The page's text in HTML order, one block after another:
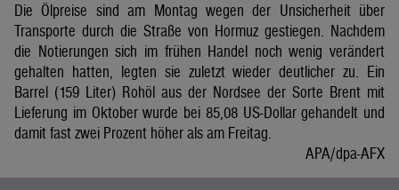
Die Ölpreise sind am Montag wegen der Unsicherheit über
Transporte durch die Straße von Hormuz gestiegen. Nachdem
die Notierungen sich im frühen Handel noch wenig verändert
gehalten hatten, legten sie zuletzt wieder deutlicher zu. Ein
Barrel (159 Liter) Rohöl aus der Nordsee der Sorte Brent mit
Lieferung im Oktober wurde bei 85,08 US-Dollar gehandelt und
damit fast zwei Prozent höher als am Freitag.
APA/dpa-AFX